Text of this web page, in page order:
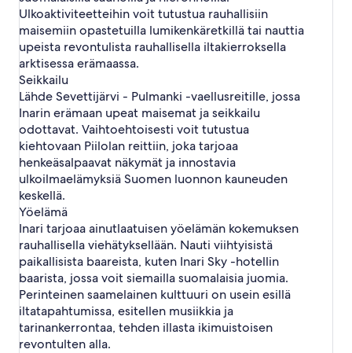
l
i
n
k
k
i
Ulkoaktiviteetteihin voit tutustua rauhallisiin
maisemiin opastetuilla lumikenkäretkillä tai nauttia
upeista revontulista rauhallisella iltakierroksella
arktisessa erämaassa.
Seikkailu
Lähde Sevettijärvi - Pulmanki -vaellusreitille, jossa
Inarin erämaan upeat maisemat ja seikkailu
odottavat. Vaihtoehtoisesti voit tutustua
kiehtovaan Piilolan reittiin, joka tarjoaa
henkeäsalpaavat näkymät ja innostavia
ulkoilmaelämyksiä Suomen luonnon kauneuden
keskellä.
Yöelämä
Inari tarjoaa ainutlaatuisen yöelämän kokemuksen
rauhallisella viehätyksellään. Nauti viihtyisistä
paikallisista baareista, kuten Inari Sky -hotellin
baarista, jossa voit siemailla suomalaisia juomia.
Perinteinen saamelainen kulttuuri on usein esillä
iltatapahtumissa, esitellen musiikkia ja
tarinankerrontaa, tehden illasta ikimuistoisen
revontulten alla.